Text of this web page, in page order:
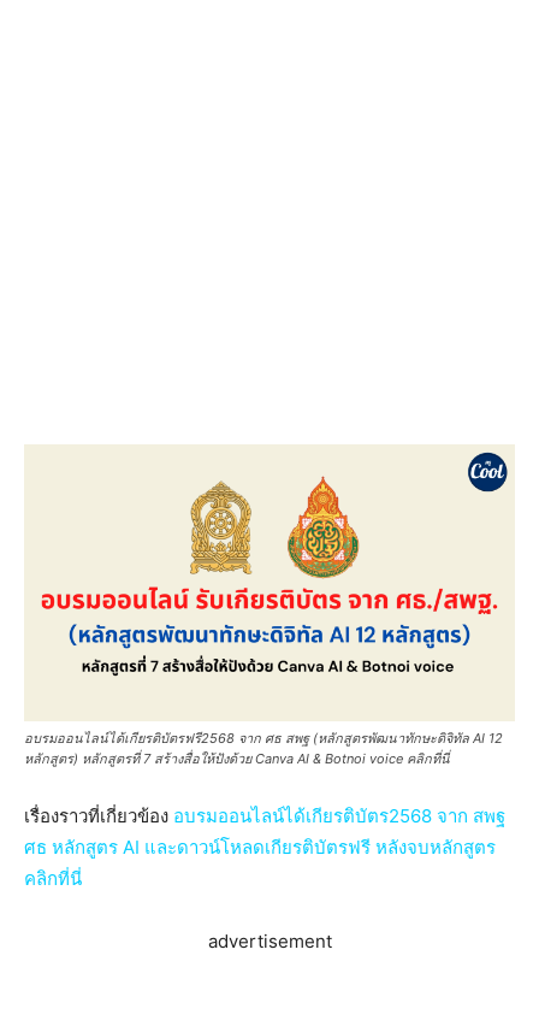
อบรมออนไลน์ได้เกียรติบัตรฟรี2568 จาก ศธ สพฐ (หลักสูตรพัฒนาทักษะดิจิทัล AI 12
หลักสูตร) หลักสูตรที่ 7 สร้างสื่อให้ปังด้วย Canva AI & Botnoi voice คลิกที่นี่
เรื่องราวที่เกี่ยวข้อง อบรมออนไลน์ได้เกียรติบัตร2568 จาก สพฐ
ศธ หลักสูตร AI และดาวน์โหลดเกียรติบัตรฟรี หลังจบหลักสูตร
คลิกที่นี่
advertisement